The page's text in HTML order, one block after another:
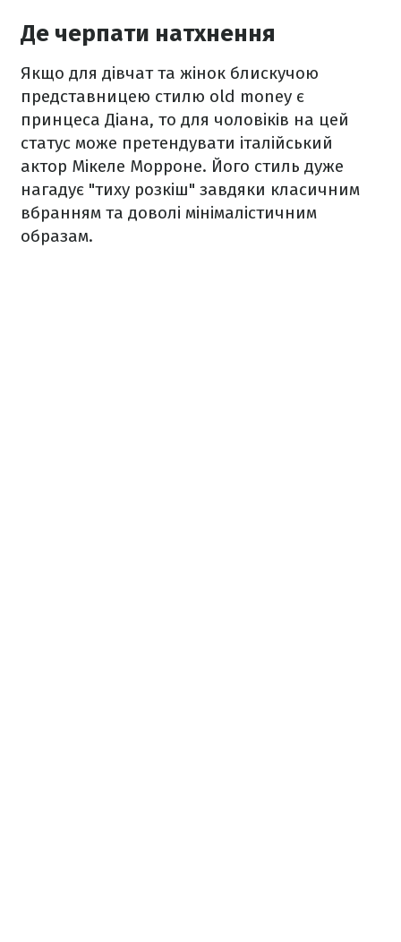
Де черпати натхнення
Якщо для дівчат та жінок блискучою
представницею стилю old money є
принцеса Діана, то для чоловіків на цей
статус може претендувати італійський
актор Мікеле Морроне. Його стиль дуже
нагадує "тиху розкіш" завдяки класичним
вбранням та доволі мінімалістичним
образам.